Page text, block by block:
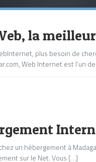
la
plus besoin de
Web Internet est l’un
un hébergement à
sur le Net. Vous […]